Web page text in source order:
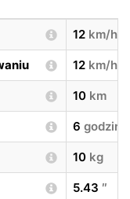
12 km/h
12 km/h
10 km
6 godzin
10 kg
5.43 ″